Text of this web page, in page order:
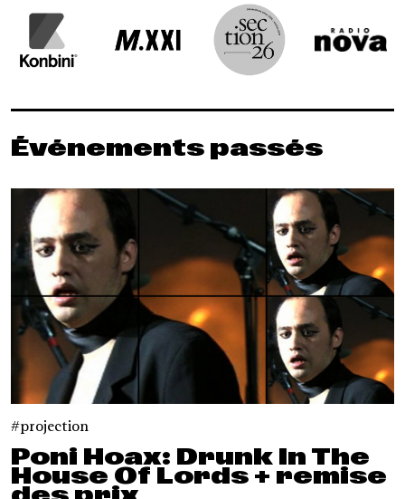
Événements passés
projection
Poni Hoax: Drunk In The
House Of Lords + remise